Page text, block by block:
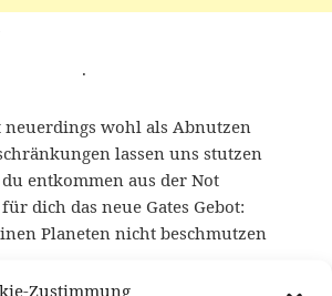
Zustimmung
·
neuerdings wohl als Abnutzen
lassen uns stutzen
entkommen aus der Not
dich das neue Gates Gebot:
Planeten nicht beschmutzen
·